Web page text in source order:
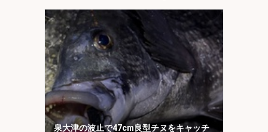
泉大津の波止で47cm良型チヌをキャッチ